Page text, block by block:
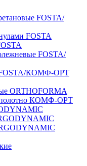
FOSTA/
FOSTA
FOSTA/
FOSTA/КОМФ-ОРТ
ORTHOFORMA
КОМФ-ОРТ